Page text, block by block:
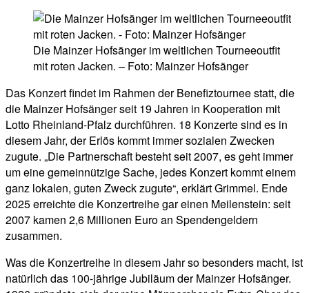
Die Mainzer Hofsänger im weltlichen Tourneeoutfit
mit roten Jacken. – Foto: Mainzer Hofsänger
Das Konzert findet im Rahmen der Benefiztournee statt, die
die Mainzer Hofsänger seit 19 Jahren in Kooperation mit
Lotto Rheinland-Pfalz durchführen. 18 Konzerte sind es in
diesem Jahr, der Erlös kommt immer sozialen Zwecken
zugute. „Die Partnerschaft besteht seit 2007, es geht immer
um eine gemeinnützige Sache, jedes Konzert kommt einem
ganz lokalen, guten Zweck zugute“, erklärt Grimmel. Ende
2025 erreichte die Konzertreihe gar einen Meilenstein: seit
2007 kamen 2,6 Millionen Euro an Spendengeldern
zusammen.
Was die Konzertreihe in diesem Jahr so besonders macht, ist
natürlich das 100-jährige Jubiläum der Mainzer Hofsänger.